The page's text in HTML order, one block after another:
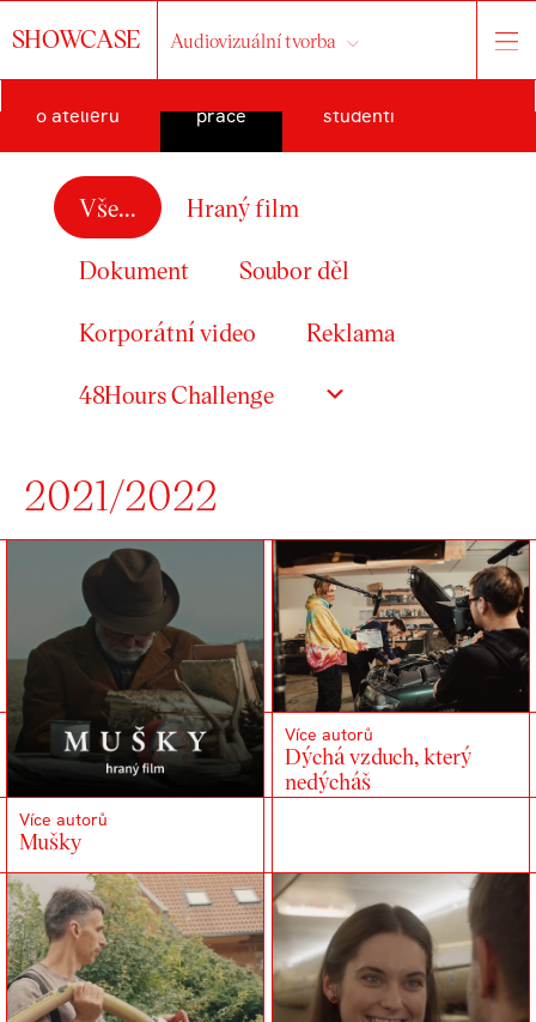
SHOWCASE Audiovizuální tvorba
o ateliéru práce studenti
Vše... Hraný film
Dokument Soubor děl
Korporátní video Reklama
48Hours Challenge
2021/2022
Více autorů
Mušky
Více autorů
Dýchá vzduch, který
nedýcháš